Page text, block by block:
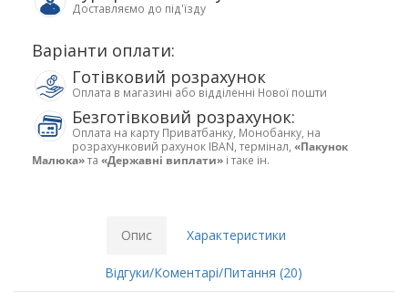
Доставляємо до під'їзду
Варіанти оплати:
Готівковий розрахунок
Оплата в магазині або відділенні Нової пошти
Безготівковий розрахунок:
Оплата на карту Приватбанку, Монобанку, на
розрахунковий рахунок IBAN, термінал, «Пакунок
Малюка»та «Державні виплати» і таке ін.
Опис Характеристики
Відгуки/Коментарі/Питання (20)